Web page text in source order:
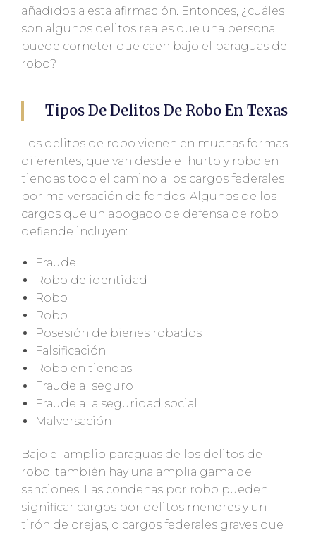
añadidos a esta afirmación. Entonces, ¿cuáles
son algunos delitos reales que una persona
puede cometer que caen bajo el paraguas de
robo?
Tipos De Delitos De Robo En Texas
Los delitos de robo vienen en muchas formas
diferentes, que van desde el hurto y robo en
tiendas todo el camino a los cargos federales
por malversación de fondos. Algunos de los
cargos que un abogado de defensa de robo
defiende incluyen:
Fraude
Robo de identidad
Robo
Robo
Posesión de bienes robados
Falsificación
Robo en tiendas
Fraude al seguro
Fraude a la seguridad social
Malversación
Bajo el amplio paraguas de los delitos de
robo, también hay una amplia gama de
sanciones. Las condenas por robo pueden
significar cargos por delitos menores y un
tirón de orejas, o cargos federales graves que